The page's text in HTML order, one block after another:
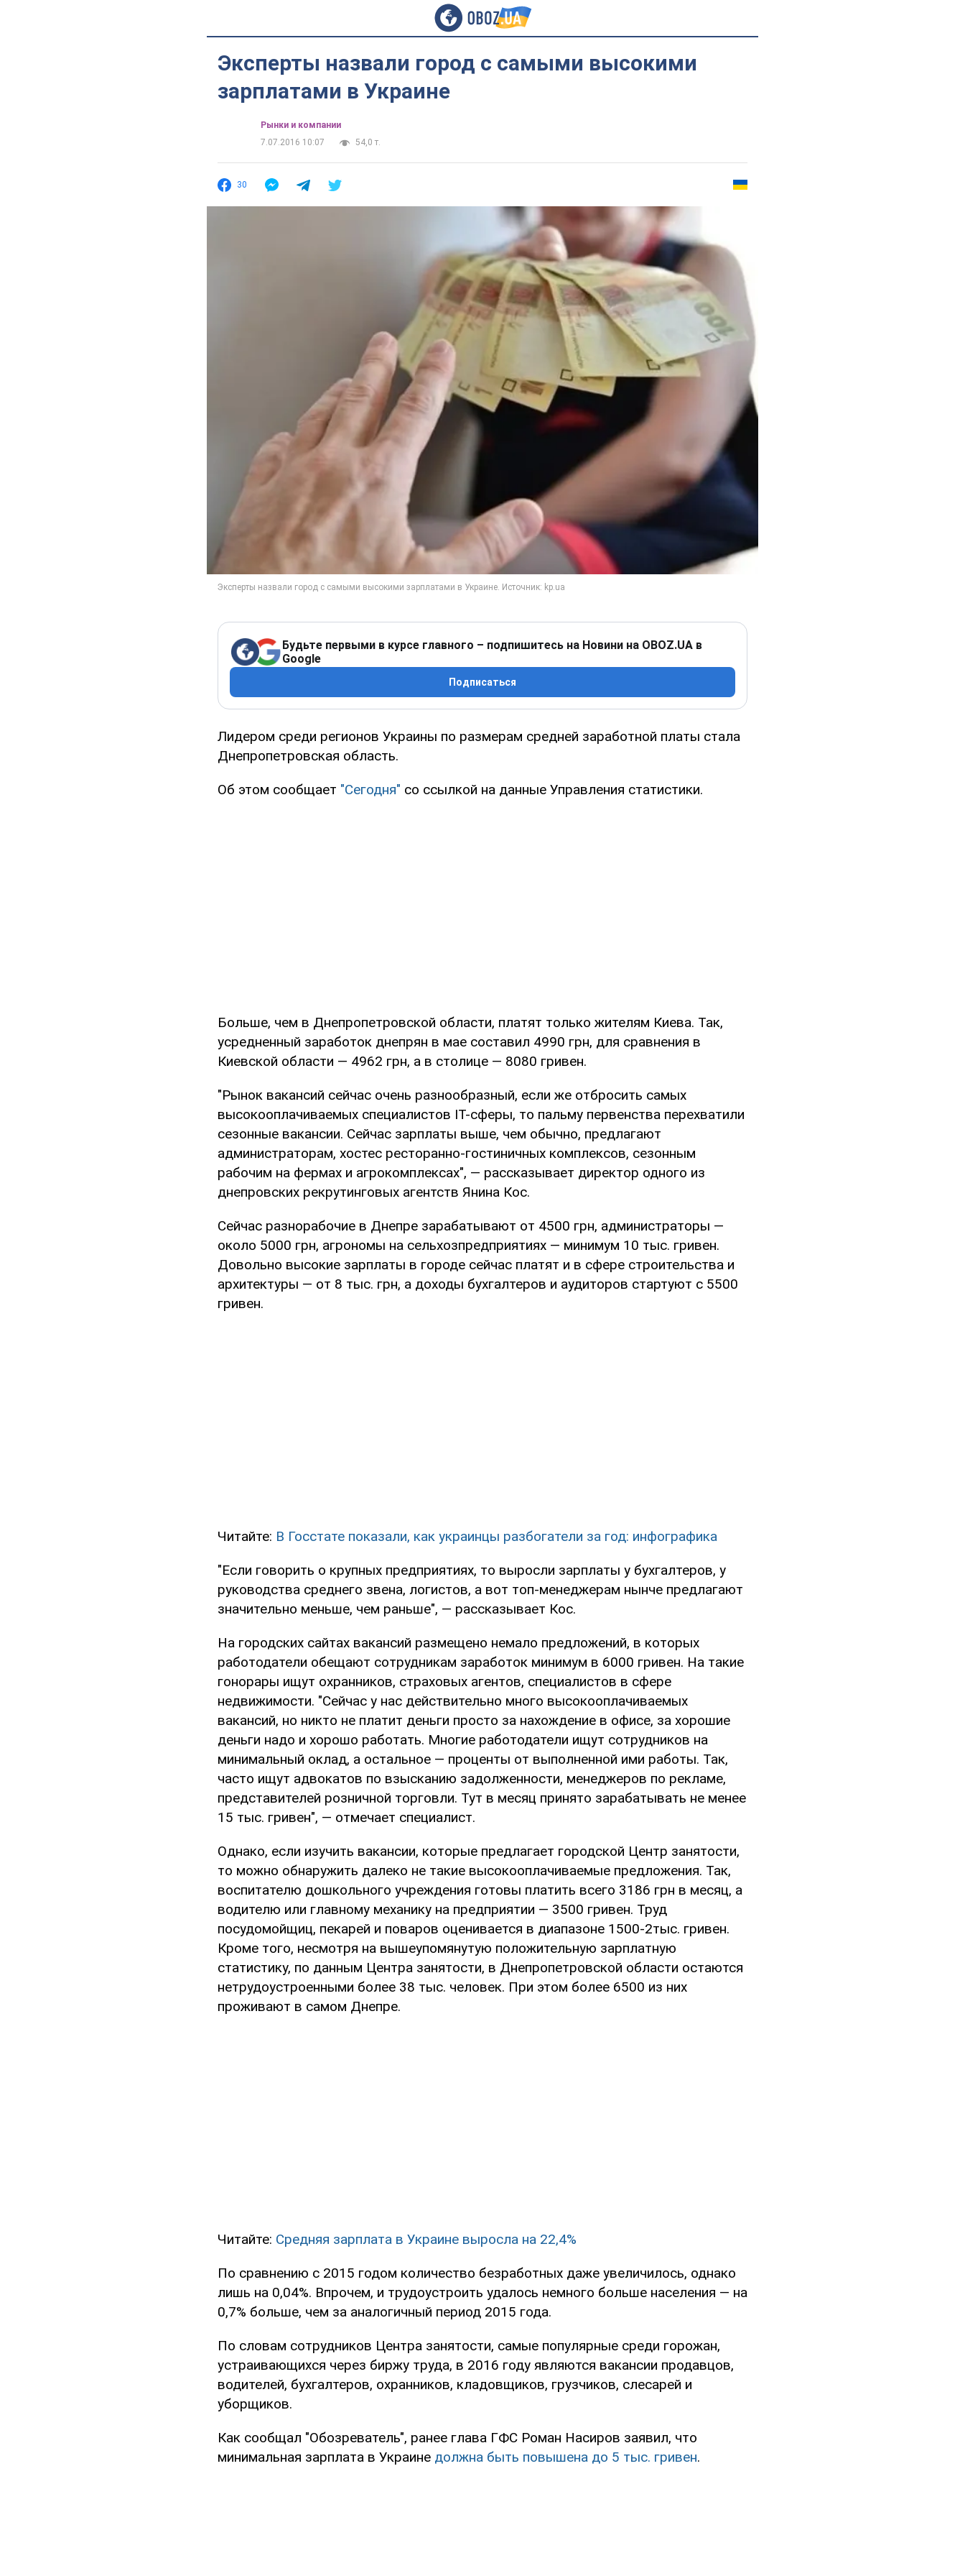
Эксперты назвали город с самыми высокими
зарплатами в Украине
Рынки и компании
7.07.2016 10:07
54,0 т.
30
Будьте первыми в курсе главного – подпишитесь на Новини на OBOZ.UA в
Google
Подписаться
Лидером среди регионов Украины по размерам средней заработной платы стала
Днепропетровская область.
Об этом сообщает "Сегодня" со ссылкой на данные Управления статистики.
Больше, чем в Днепропетровской области, платят только жителям Киева. Так,
усредненный заработок днепрян в мае составил 4990 грн, для сравнения в
Киевской области — 4962 грн, а в столице — 8080 гривен.
"Рынок вакансий сейчас очень разнообразный, если же отбросить самых
высокооплачиваемых специалистов IT-сферы, то пальму первенства перехватили
сезонные вакансии. Сейчас зарплаты выше, чем обычно, предлагают
администраторам, хостес ресторанно-гостиничных комплексов, сезонным
рабочим на фермах и агрокомплексах", — рассказывает директор одного из
днепровских рекрутинговых агентств Янина Кос.
Сейчас разнорабочие в Днепре зарабатывают от 4500 грн, администраторы —
около 5000 грн, агрономы на сельхозпредприятиях — минимум 10 тыс. гривен.
Довольно высокие зарплаты в городе сейчас платят и в сфере строительства и
архитектуры — от 8 тыс. грн, а доходы бухгалтеров и аудиторов стартуют с 5500
гривен.
Читайте: В Госстате показали, как украинцы разбогатели за год: инфографика
"Если говорить о крупных предприятиях, то выросли зарплаты у бухгалтеров, у
руководства среднего звена, логистов, а вот топ-менеджерам нынче предлагают
значительно меньше, чем раньше", — рассказывает Кос.
На городских сайтах вакансий размещено немало предложений, в которых
работодатели обещают сотрудникам заработок минимум в 6000 гривен. На такие
гонорары ищут охранников, страховых агентов, специалистов в сфере
недвижимости. "Сейчас у нас действительно много высокооплачиваемых
вакансий, но никто не платит деньги просто за нахождение в офисе, за хорошие
деньги надо и хорошо работать. Многие работодатели ищут сотрудников на
минимальный оклад, а остальное — проценты от выполненной ими работы. Так,
часто ищут адвокатов по взысканию задолженности, менеджеров по рекламе,
представителей розничной торговли. Тут в месяц принято зарабатывать не менее
15 тыс. гривен", — отмечает специалист.
Однако, если изучить вакансии, которые предлагает городской Центр занятости,
то можно обнаружить далеко не такие высокооплачиваемые предложения. Так,
воспитателю дошкольного учреждения готовы платить всего 3186 грн в месяц, а
водителю или главному механику на предприятии — 3500 гривен. Труд
посудомойщиц, пекарей и поваров оценивается в диапазоне 1500-2тыс. гривен.
Кроме того, несмотря на вышеупомянутую положительную зарплатную
статистику, по данным Центра занятости, в Днепропетровской области остаются
нетрудоустроенными более 38 тыс. человек. При этом более 6500 из них
проживают в самом Днепре.
Читайте: Средняя зарплата в Украине выросла на 22,4%
По сравнению с 2015 годом количество безработных даже увеличилось, однако
лишь на 0,04%. Впрочем, и трудоустроить удалось немного больше населения — на
0,7% больше, чем за аналогичный период 2015 года.
По словам сотрудников Центра занятости, самые популярные среди горожан,
устраивающихся через биржу труда, в 2016 году являются вакансии продавцов,
водителей, бухгалтеров, охранников, кладовщиков, грузчиков, слесарей и
уборщиков.
Как сообщал "Обозреватель", ранее глава ГФС Роман Насиров заявил, что
минимальная зарплата в Украине должна быть повышена до 5 тыс. гривен.